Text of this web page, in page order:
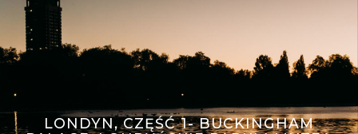
LONDYN, CZĘŚĆ 1- BUCKINGHAM